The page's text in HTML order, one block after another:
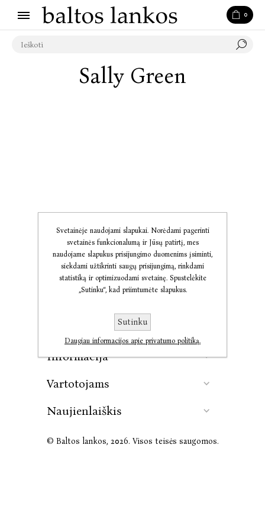
0
Sally Green
Informacija
Vartotojams
Naujienlaiškis
© Baltos lankos, 2026. Visos teisės saugomos.
Svetainėje naudojami slapukai. Norėdami pagerinti
svetainės funkcionalumą ir Jūsų patirtį, mes
naudojame slapukus prisijungimo duomenims įsiminti,
siekdami užtikrinti saugų prisijungimą, rinkdami
statistiką ir optimizuodami svetainę. Spustelėkite
„Sutinku“, kad priimtumėte slapukus.
Sutinku
Daugiau informacijos apie privatumo politiką.